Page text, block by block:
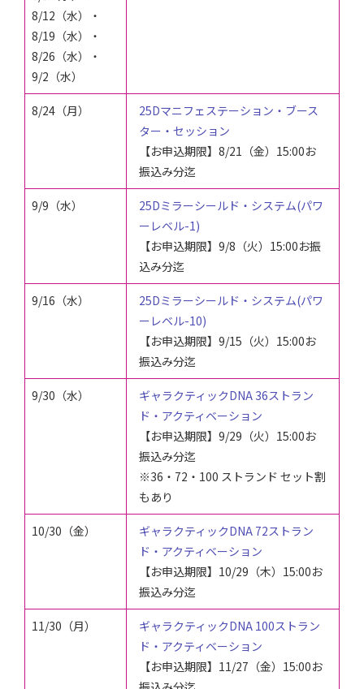
8/12（水）・
8/19（水）・
8/26（水）・
9/2（水）
8/24（月）
25Dマニフェステーション・ブース
ター・セッション
【お申込期限】8/21（金）15:00お
振込み分迄
9/9（水）
25Dミラーシールド・システム(パワ
ーレベル-1)
【お申込期限】9/8（火）15:00お振
込み分迄
9/16（水）
25Dミラーシールド・システム(パワ
ーレベル-10)
【お申込期限】9/15（火）15:00お
振込み分迄
9/30（水）
ギャラクティックDNA 36ストラン
ド・アクティベーション
【お申込期限】 9/29（火） 15:00お
振込み分迄
※36・72・100 ストランド セット割
もあり
10/30（金）
ギャラクティックDNA 72ストラン
ド・アクティベーション
【お申込期限】 10/29（木） 15:00お
振込み分迄
11/30（月）
ギャラクティックDNA 100ストラン
ド・アクティベーション
【お申込期限】 11/27（金） 15:00お